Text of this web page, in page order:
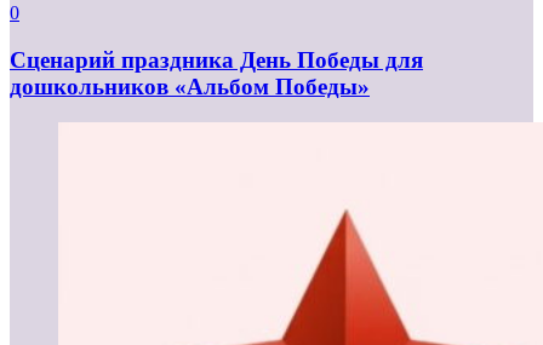
0
Сценарий праздника День Победы для
дошкольников «Альбом Победы»